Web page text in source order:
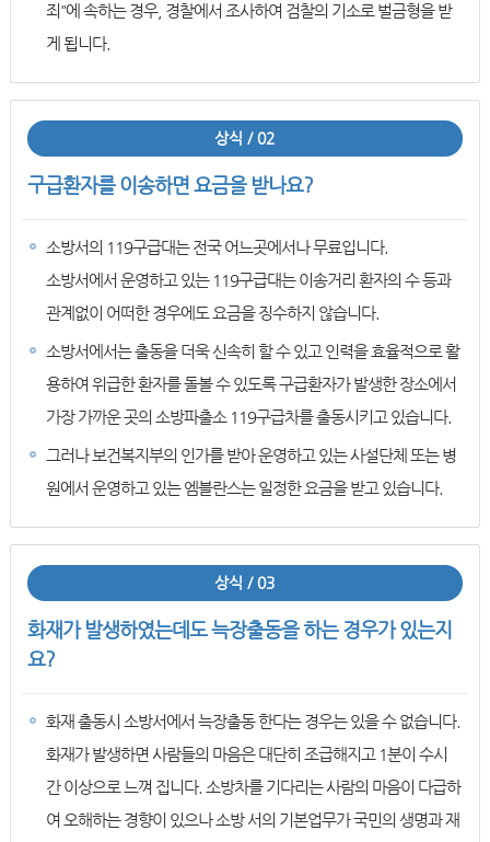
죄"에 속하는 경우, 경찰에서 조사하여 검찰의 기소로 벌금형을 받
게 됩니다.
상식 / 02
구급환자를 이송하면 요금을 받나요?
소방서의 119구급대는 전국 어느곳에서나 무료입니다.
소방서에서 운영하고 있는 119구급대는 이송거리 환자의 수 등과
관계없이 어떠한 경우에도 요금을 징수하지 않습니다.
소방서에서는 출동을 더욱 신속히 할 수 있고 인력을 효율적으로 활
용하여 위급한 환자를 돌볼 수 있도록 구급환자가 발생한 장소에서
가장 가까운 곳의 소방파출소 119구급차를 출동시키고 있습니다.
그러나 보건복지부의 인가를 받아 운영하고 있는 사설단체 또는 병
원에서 운영하고 있는 엠블란스는 일정한 요금을 받고 있습니다.
상식 / 03
화재가 발생하였는데도 늑장출동을 하는 경우가 있는지
요?
화재 출동시 소방서에서 늑장출동 한다는 경우는 있을 수 없습니다.
화재가 발생하면 사람들의 마음은 대단히 조급해지고 1분이 수시
간 이상으로 느껴 집니다. 소방차를 기다리는 사람의 마음이 다급하
여 오해하는 경향이 있으나 소방 서의 기본업무가 국민의 생명과 재